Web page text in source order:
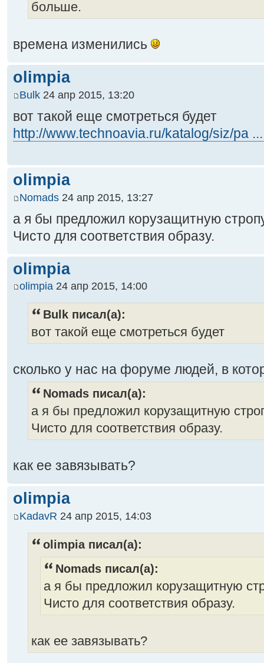
больше.
времена изменились
olimpia
Bulk 24 апр 2015, 13:20
вот такой еще смотреться будет
http://www.technoavia.ru/katalog/siz/pa
olimpia
Nomads 24 апр 2015, 13:27
а я бы предложил корузащитную
Чисто для соответствия образу.
olimpia
olimpia 24 апр 2015, 14:00
Bulk писал(а):
вот такой еще смотреться будет
сколько у нас на форуме людей, в
Nomads писал(а):
а я бы предложил корузащитную
Чисто для соответствия образу.
как ее завязывать?
olimpia
KadavR 24 апр 2015, 14:03
olimpia писал(а):
Nomads писал(а):
а я бы предложил корузащитную
Чисто для соответствия образу.
как ее завязывать?